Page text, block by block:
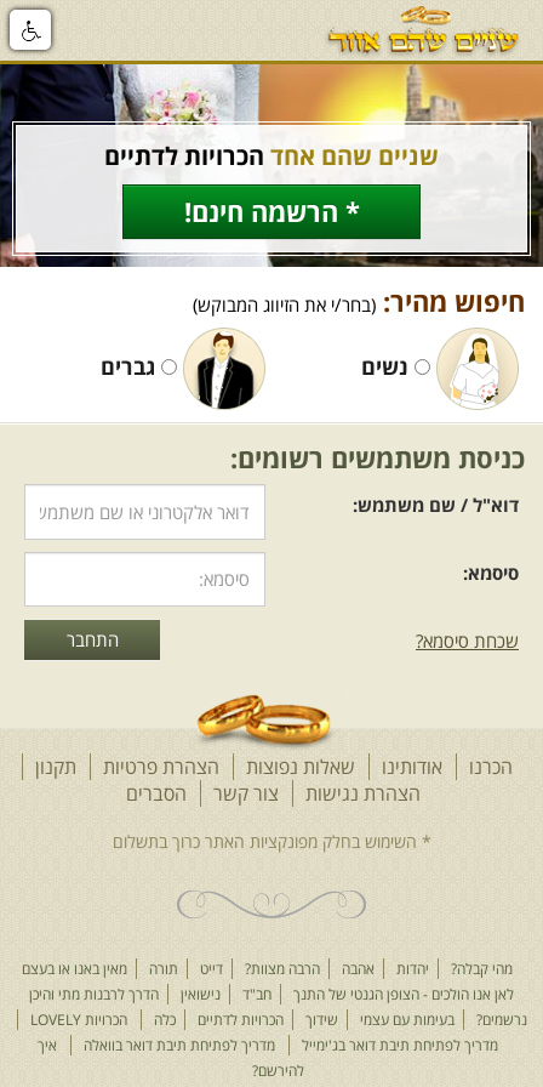
שניים שהם אחד הכרויות לדתיים
* הרשמה חינם!
חיפוש מהיר: (בחר/י את הזיווג המבוקש)
נשים גברים
כניסת משתמשים רשומים:
דוא"ל / שם משתמש:
סיסמא:
שכחת סיסמא?
הכרנו אודותינו שאלות נפוצות הצהרת פרטיות
תקנון
הצהרת נגישות
צור קשר הסברים
מהי קבלה? יהדות אהבה הרבה מצוות? דייט תורה
מאין באנו או בעצם
לאן אנו הולכים - הצופן הגנטי של התנך
חב"ד נישואין
הדרך לרבנות מתי והיכן
נרשמים?
בעימות עם עצמי שידוך הכרויות לדתיים כלה
הכרויות LOVELY
מדריך לפתיחת תיבת דואר בג'ימייל
מדריך לפתיחת תיבת דואר בוואלה
איך
להירשם?